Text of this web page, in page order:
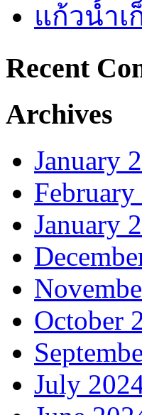
แก้วน้ำ
Recent
Archives
January
February
January
October
July